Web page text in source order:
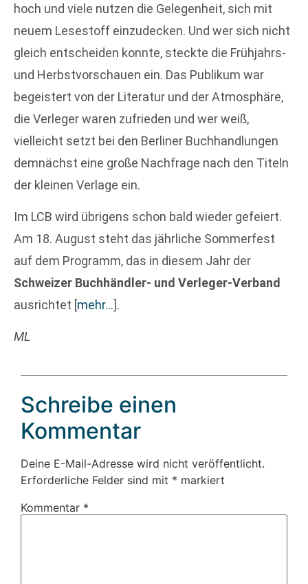
hoch und viele nutzen die Gelegenheit, sich mit
neuem Lesestoff einzudecken. Und wer sich nicht
gleich entscheiden konnte, steckte die Frühjahrs-
und Herbstvorschauen ein. Das Publikum war
begeistert von der Literatur und der Atmosphäre,
die Verleger waren zufrieden und wer weiß,
vielleicht setzt bei den Berliner Buchhandlungen
demnächst eine große Nachfrage nach den Titeln
der kleinen Verlage ein.
Im LCB wird übrigens schon bald wieder gefeiert.
Am 18. August steht das jährliche Sommerfest
auf dem Programm, das in diesem Jahr der
Schweizer Buchhändler- und Verleger-Verband
ausrichtet [mehr…].
ML
Schreibe einen
Kommentar
Deine E-Mail-Adresse wird nicht veröffentlicht.
Erforderliche Felder sind mit * markiert
Kommentar *